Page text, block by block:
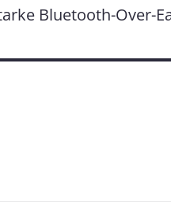
Bluetooth-Over-